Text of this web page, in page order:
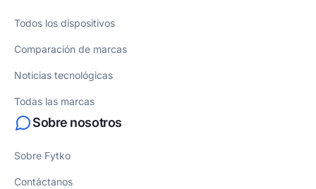
Todos los dispositivos
Comparación de marcas
Noticias tecnológicas
Todas las marcas
Sobre nosotros
Sobre Fytko
Contáctanos